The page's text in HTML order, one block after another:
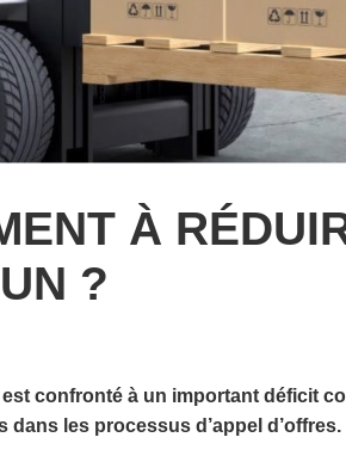
À
?
confronté à un important déficit
les processus d’appel d’offres.